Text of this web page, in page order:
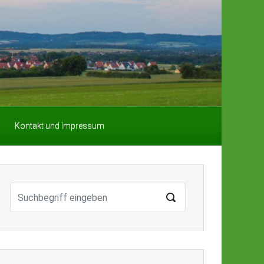
Kontakt und Impressum